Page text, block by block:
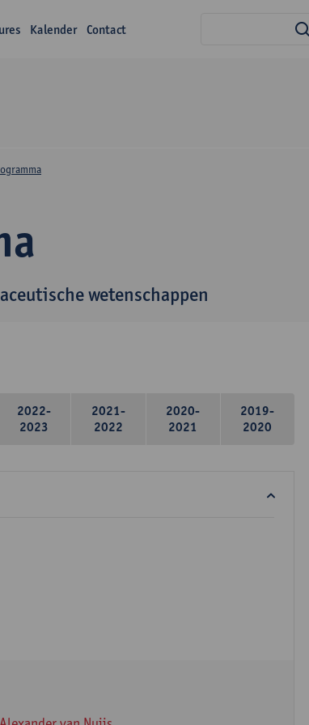
Kalender Contact
wetenschappen
2022-
2023
2021-
2022
2020-
2021
2019-
2020